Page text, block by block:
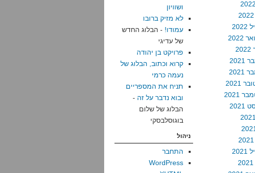
2022
2021
2021
ושוויון
לא מזיק ברובו
עמודו! - הבלוג החדש
של עדיגי
פרויקט בן יהודה
קרוא וכתוב, הבלוג של
נעמה כרמי
תניח את המספריים
ובוא נדבר על זה -
הבלוג של שלום
בוגוסלבסקי
ניהול
התחבר
WordPress